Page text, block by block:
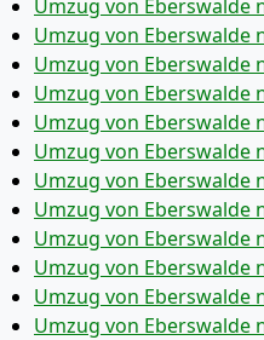
Umzug von Eberswalde
Umzug von Eberswalde
Umzug von Eberswalde
Umzug von Eberswalde
Umzug von Eberswalde
Umzug von Eberswalde
Umzug von Eberswalde
Umzug von Eberswalde
Umzug von Eberswalde
Umzug von Eberswalde
Umzug von Eberswalde
Umzug von Eberswalde